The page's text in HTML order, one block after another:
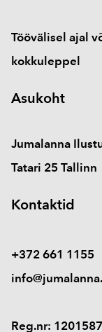
Töövälisel ajal
kokkuleppel
Asukoht
Jumalanna
Tatari 25 Tallinn
Kontaktid
+372 661 1155
Reg.nr: